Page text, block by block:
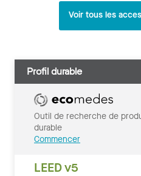
Voir tous les
Profil durable
Outil de recherche de
durable
Commencer
LEED v5